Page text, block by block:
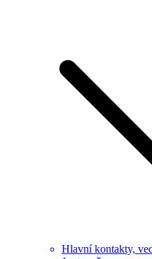
Hlavní kontakty,